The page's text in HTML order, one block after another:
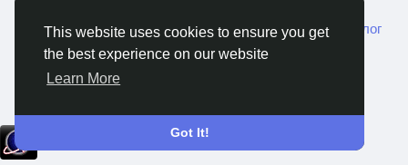
This website uses cookies to ensure you get
the best experience on our website
Learn More
Got It!
Нагодуйте голодних та безпритульних в Україні
Каталог